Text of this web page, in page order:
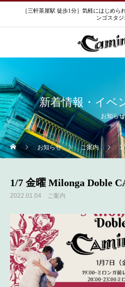
［三軒茶屋駅 徒歩1分］気軽にはじめら
ンゴスタジ
新着情報・イベ
お知らせ
お知らせ ご案内 1/
1/7 金曜 Milonga Doble
2022.01.04 ご案内